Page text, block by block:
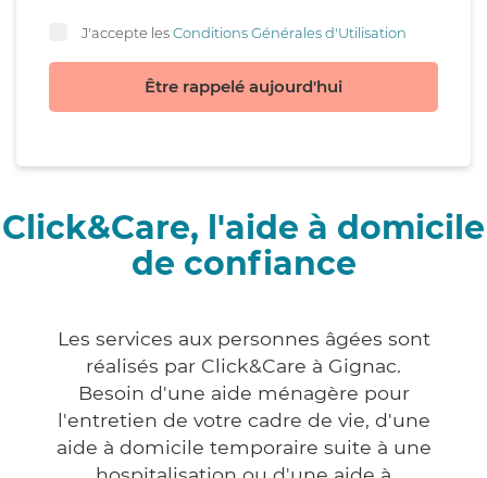
J'accepte lesConditions Générales d'Utilisation
Être rappelé aujourd'hui
Click&Care, l'aide à domicile
de confiance
Les services aux personnes âgées sont
réalisés par Click&Care à Gignac.
Besoin d'une aide ménagère pour
l'entretien de votre cadre de vie, d'une
aide à domicile temporaire suite à une